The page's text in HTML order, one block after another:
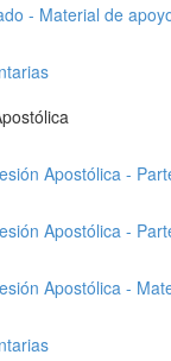
- Material de
Apostólica -
Apostólica -
Apostólica -